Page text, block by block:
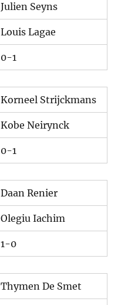
Julien Seyns
Louis Lagae
0-1
Korneel Strijckmans
Kobe Neirynck
0-1
Daan Renier
Olegiu Iachim
1-0
Thymen De Smet